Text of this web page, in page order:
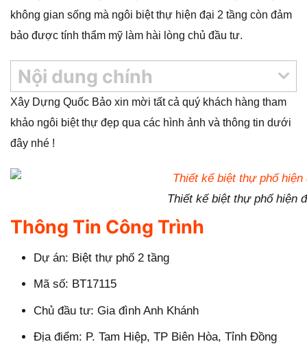
không gian sống mà ngôi biệt thự hiện đại 2 tầng còn đảm
bảo được tính thẩm mỹ làm hài lòng chủ đầu tư.
Nội dung chính
Xây Dựng Quốc Bảo xin mời tất cả quý khách hàng tham
khảo ngôi biệt thự đẹp qua các hình ảnh và thông tin dưới
đây nhé !
Thiết kế biệt thự phố hiện
Thông Tin Công Trình
Dự án: Biệt thự phố 2 tầng
Mã số: BT17115
Chủ đầu tư: Gia đình Anh Khánh
Địa điểm: P. Tam Hiệp, TP Biên Hòa, Tỉnh Đồng